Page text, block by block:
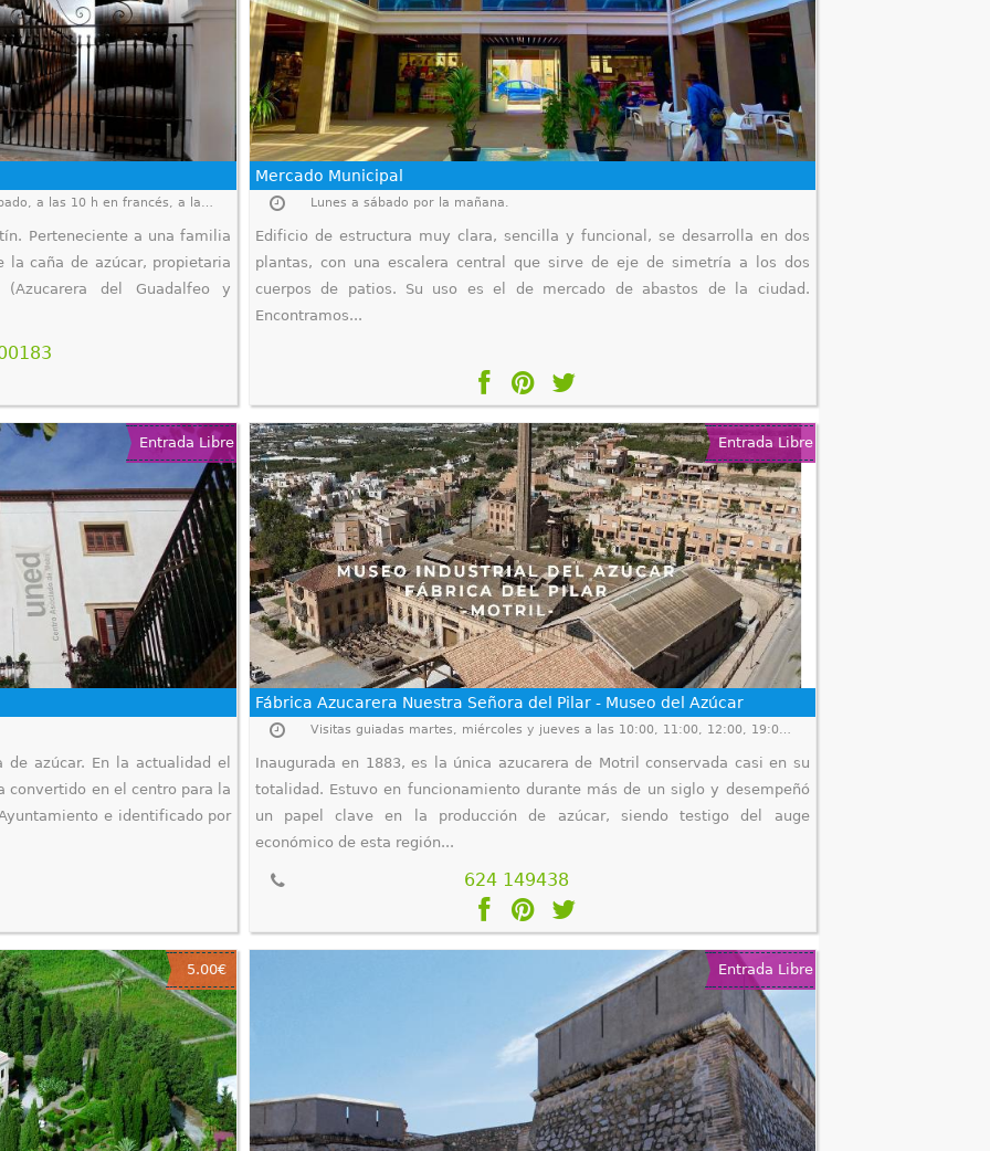
Abierto para visitas guiadas de lunes a sábado, a las 10 h en francés, a las 12 h en español y a las 13 h en inglés. 629 223428 / 958 600183.
Perteneciente a una familia
la caña de azúcar, propietaria
del Guadalfeo y
Mercado Municipal
Lunes a sábado por la mañana.
Edificio de estructura muy clara, sencilla y funcional, se desarrolla en dos
plantas, con una escalera central que sirve de eje de simetría a los dos
cuerpos de patios. Su uso es el de mercado de abastos de la ciudad.
Encontramos...
Entrada Libre
azúcar. En la actualidad el
convertido en el centro para la
e identificado por
Fábrica Azucarera Nuestra Señora del Pilar - Museo del Azúcar
Entrada Libre
Visitas guiadas martes, miércoles y jueves a las 10:00, 11:00, 12:00, 19:00 y 20:00 h.Viernes y sábados a las 10:00, 11:00, 12:00, 20:00 y 21:00 hDomingos 10:00, 11:00 y 12:00 h.
Inaugurada en 1883, es la única azucarera de Motril conservada casi en su
totalidad. Estuvo en funcionamiento durante más de un siglo y desempeñó
un papel clave en la producción de azúcar, siendo testigo del auge
económico de esta región...
624 149438
5.00€ Entrada Libre